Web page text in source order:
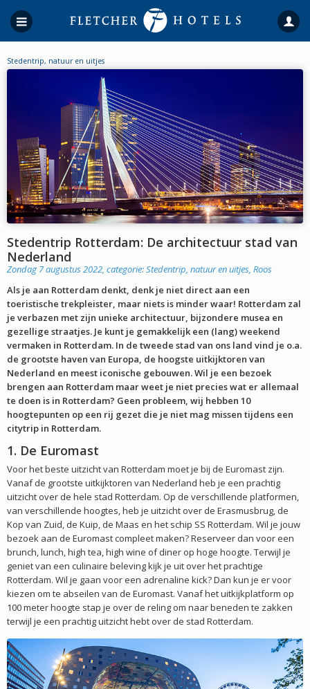
Stedentrip, natuur en uitjes
Stedentrip Rotterdam: De architectuur stad van
Nederland
Zondag 7 augustus 2022, categorie:Stedentrip, natuur en uitjes, Roos
Als je aan Rotterdam denkt, denk je niet direct aan een
toeristische trekpleister, maar niets is minder waar! Rotterdam zal
je verbazen met zijn unieke architectuur, bijzondere musea en
gezellige straatjes. Je kunt je gemakkelijk een (lang) weekend
vermaken in Rotterdam. In de tweede stad van ons land vind je o.a.
de grootste haven van Europa, de hoogste uitkijktoren van
Nederland en meest iconische gebouwen. Wil je een bezoek
brengen aan Rotterdam maar weet je niet precies wat er allemaal
te doen is in Rotterdam? Geen probleem, wij hebben 10
hoogtepunten op een rij gezet die je niet mag missen tijdens een
citytrip in Rotterdam.
1. De Euromast
Voor het beste uitzicht van Rotterdam moet je bij de Euromast zijn.
Vanaf de grootste uitkijktoren van Nederland heb je een prachtig
uitzicht over de hele stad Rotterdam. Op de verschillende platformen,
van verschillende hoogtes, heb je uitzicht over de Erasmusbrug, de
Kop van Zuid, de Kuip, de Maas en het schip SS Rotterdam. Wil je jouw
bezoek aan de Euromast compleet maken? Reserveer dan voor een
brunch, lunch, high tea, high wine of diner op hoge hoogte. Terwijl je
geniet van een culinaire beleving kijk je uit over het prachtige
Rotterdam. Wil je gaan voor een adrenaline kick? Dan kun je er voor
kiezen om te abseilen van de Euromast. Vanaf het uitkijkplatform op
100 meter hoogte stap je over de reling om naar beneden te zakken
terwijl je een prachtig uitzicht hebt over de stad Rotterdam.